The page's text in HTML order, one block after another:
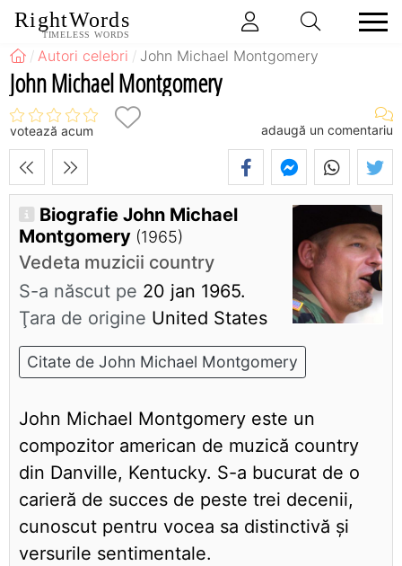
RightWords
TIMELESS WORDS
Autori celebri John Michael Montgomery
John Michael Montgomery
votează acum adaugă un comentariu
Biografie John Michael
Montgomery (1965)
Vedeta muzicii country
S-a născut pe 20 jan 1965.
Ţara de origine United States
Citate de John Michael Montgomery
John Michael Montgomery este un
compozitor american de muzică country
din Danville, Kentucky. S-a bucurat de o
carieră de succes de peste trei decenii,
cunoscut pentru vocea sa distinctivă și
versurile sentimentale.